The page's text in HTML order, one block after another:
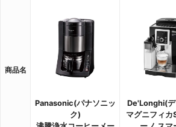
商品名
Panasonic(パナソニッ
ク)
De'Longhi(
マグニフィカ